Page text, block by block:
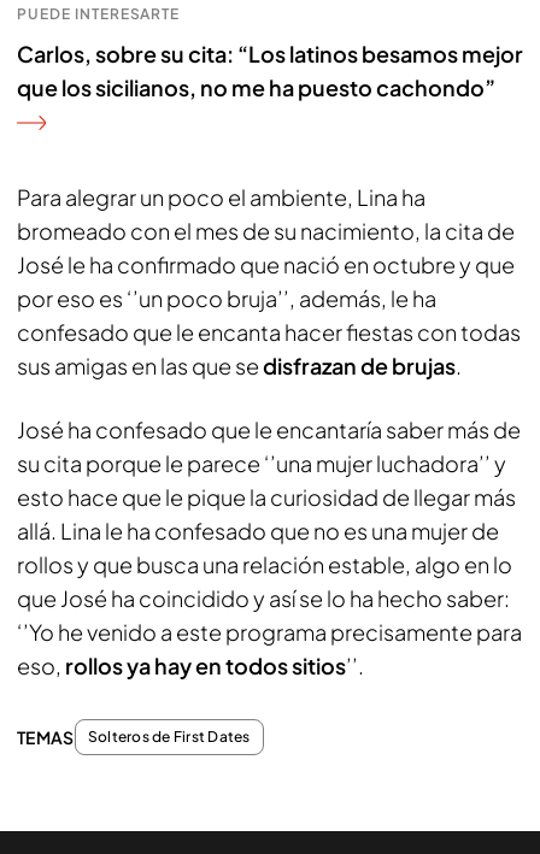
PUEDE INTERESARTE
Carlos, sobre su cita: “Los latinos besamos mejor
que los sicilianos, no me ha puesto cachondo”
Para alegrar un poco el ambiente, Lina ha
bromeado con el mes de su nacimiento, la cita de
José le ha confirmado que nació en octubre y que
por eso es ‘’un poco bruja’’, además, le ha
confesado que le encanta hacer fiestas con todas
sus amigas en las que sedisfrazan de brujas.
José ha confesado que le encantaría saber más de
su cita porque le parece ‘’una mujer luchadora’’ y
esto hace que le pique la curiosidad de llegar más
allá. Lina le ha confesado que no es una mujer de
rollos y que busca una relación estable, algo en lo
que José ha coincidido y así se lo ha hecho saber:
‘’Yo he venido a este programa precisamente para
eso, rollos ya hay en todos sitios’’.
TEMAS Solteros de First Dates